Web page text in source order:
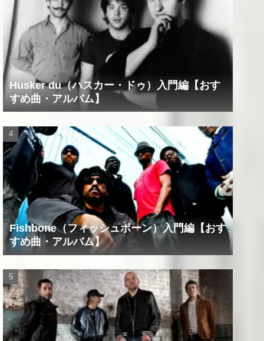
Husker du（ハスカー・ドゥ）入門編【おす
すめ曲・アルバム】
Fishbone（フィッシュボーン）入門編【おす
すめ曲・アルバム】